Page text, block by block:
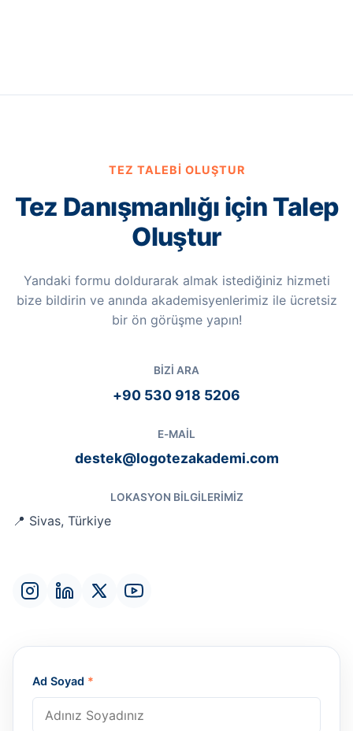
TEZ TALEBI OLUŞTUR
Tez Danışmanlığı için Talep
Oluştur
Yandaki formu doldurarak almak istediğiniz hizmeti
bize bildirin ve anında akademisyenlerimiz ile ücretsiz
bir ön görüşme yapın!
BIZI ARA
+90 530 918 5206
E-MAIL
destek@logotezakademi.com
LOKASYON BILGILERIMIZ
📍 Sivas, Türkiye
Ad Soyad *